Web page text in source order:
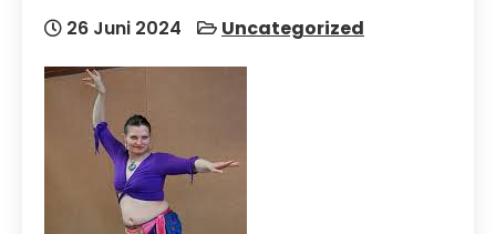
26 Juni 2024 Uncategorized